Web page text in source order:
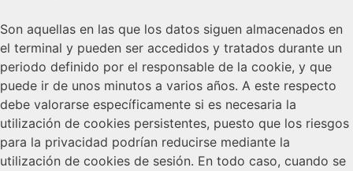
Son aquellas en las que los datos siguen almacenados en
el terminal y pueden ser accedidos y tratados durante un
periodo definido por el responsable de la cookie, y que
puede ir de unos minutos a varios años. A este respecto
debe valorarse específicamente si es necesaria la
utilización de cookies persistentes, puesto que los riesgos
para la privacidad podrían reducirse mediante la
utilización de cookies de sesión. En todo caso, cuando se